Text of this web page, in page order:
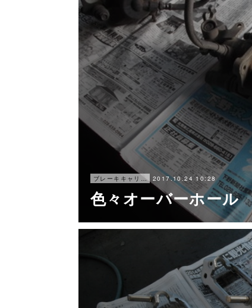
ブレーキキャリパー オーバーホール 2017.10.24 10:28
色々オーバーホール